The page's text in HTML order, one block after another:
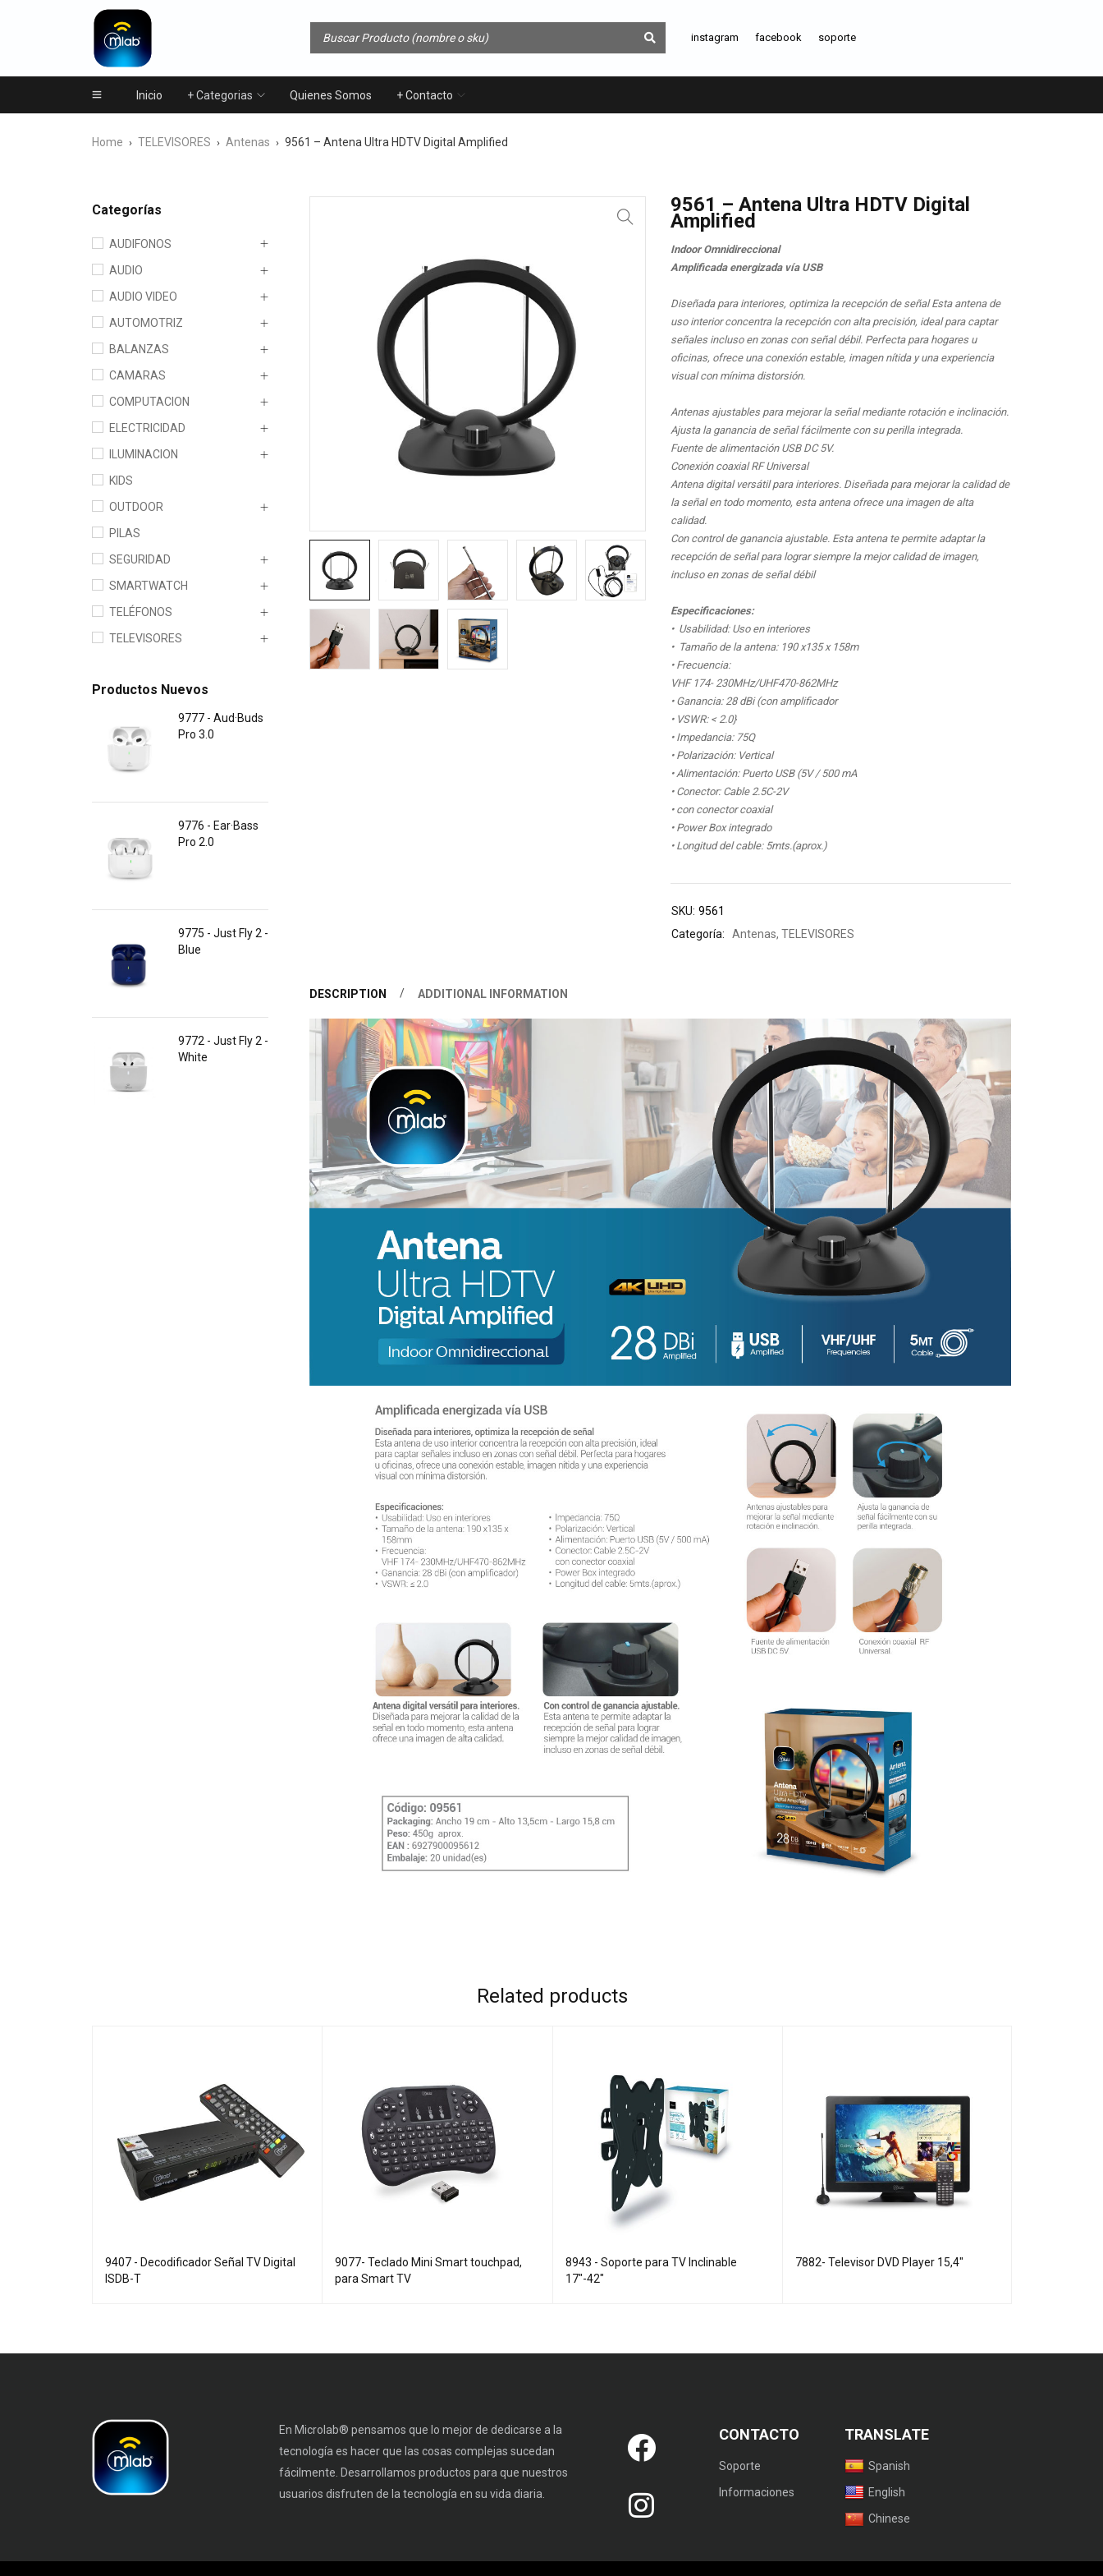
instagram facebook soporte
Inicio + Categorias Quienes Somos + Contacto
Home › TELEVISORES › Antenas › 9561 – Antena Ultra HDTV Digital Amplified
Categorías
AUDIFONOS
AUDIO
AUDIO VIDEO
AUTOMOTRIZ
BALANZAS
CAMARAS
COMPUTACION
ELECTRICIDAD
ILUMINACION
KIDS
OUTDOOR
PILAS
SEGURIDAD
SMARTWATCH
TELÉFONOS
TELEVISORES
Productos Nuevos
9777 - Aud·Buds
Pro 3.0
9776 - Ear·Bass
Pro 2.0
9775 - Just Fly 2 -
Blue
9772 - Just Fly 2 -
White
9561 – Antena Ultra HDTV Digital
Amplified
Indoor Omnidireccional
Amplificada energizada vía USB
Diseñada para interiores, optimiza la recepción de señal Esta antena de
uso interior concentra la recepción con alta precisión, ideal para captar
señales incluso en zonas con señal débil. Perfecta para hogares u
oficinas, ofrece una conexión estable, imagen nítida y una experiencia
visual con mínima distorsión.
Antenas ajustables para mejorar la señal mediante rotación e inclinación.
Ajusta la ganancia de señal fácilmente con su perilla integrada.
Fuente de alimentación USB DC 5V.
Conexión coaxial RF Universal
Antena digital versátil para interiores. Diseñada para mejorar la calidad de
la señal en todo momento, esta antena ofrece una imagen de alta
calidad.
Con control de ganancia ajustable. Esta antena te permite adaptar la
recepción de señal para lograr siempre la mejor calidad de imagen,
incluso en zonas de señal débil
Especificaciones:
• Usabilidad: Uso en interiores
• Tamaño de la antena: 190 x135 x 158m
• Frecuencia:
VHF 174- 230MHz/UHF470-862MHz
• Ganancia: 28 dBi (con amplificador
• VSWR: < 2.0}
• Impedancia: 75Q
• Polarización: Vertical
• Alimentación: Puerto USB (5V / 500 mA
• Conector: Cable 2.5C-2V
• con conector coaxial
• Power Box integrado
• Longitud del cable: 5mts.(aprox.)
SKU: 9561
Categoría:
Antenas, TELEVISORES
DESCRIPTION ADDITIONAL INFORMATION
Related products
9407 - Decodificador Señal TV Digital
ISDB-T
9077- Teclado Mini Smart touchpad,
para Smart TV
8943 - Soporte para TV Inclinable
17"-42"
7882- Televisor DVD Player 15,4"
En Microlab® pensamos que lo mejor de dedicarse a la
tecnología es hacer que las cosas complejas sucedan
fácilmente. Desarrollamos productos para que nuestros
usuarios disfruten de la tecnología en su vida diaria.
CONTACTO
Soporte
Informaciones
TRANSLATE
Spanish
English
Chinese